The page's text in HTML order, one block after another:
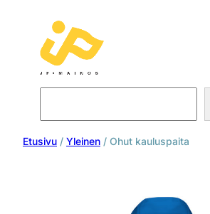
Etusivu / Yleinen / Ohut kauluspaita